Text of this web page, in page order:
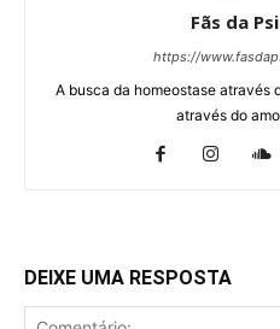
Fãs da
https://
A busca da homeostase através
através do
DEIXE UMA RESPOSTA